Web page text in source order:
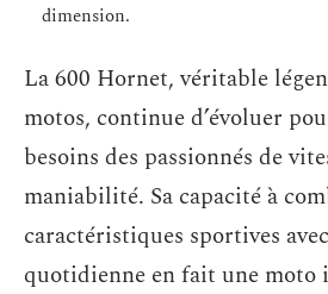
dimension.
La 600 Hornet, véritable
motos, continue d’évoluer
besoins des passionnés de
maniabilité. Sa capacité à
caractéristiques sportives
quotidienne en fait une moto